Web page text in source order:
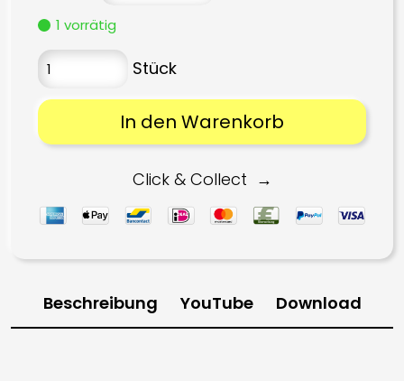
1 vorrätig
In den Warenkorb
Click & Collect
Beschreibung YouTube Download